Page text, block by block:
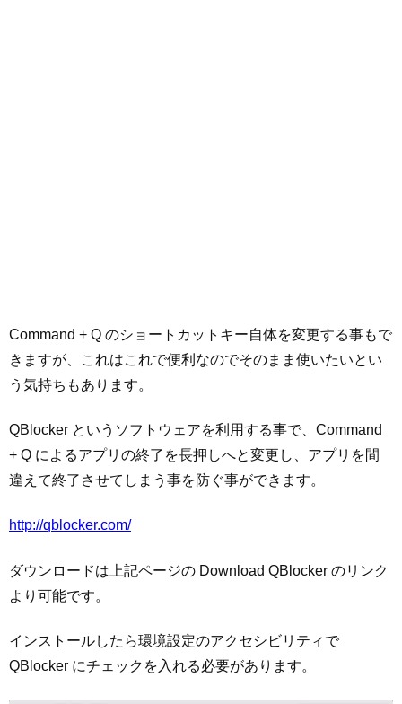
Command + Q のショートカットキー自体を変更する事もで
きますが、これはこれで便利なのでそのまま使いたいとい
う気持ちもあります。
QBlocker というソフトウェアを利用する事で、Command
+ Q によるアプリの終了を長押しへと変更し、アプリを間
違えて終了させてしまう事を防ぐ事ができます。
http://qblocker.com/
ダウンロードは上記ページの Download QBlocker のリンク
より可能です。
インストールしたら環境設定のアクセシビリティで
QBlocker にチェックを入れる必要があります。